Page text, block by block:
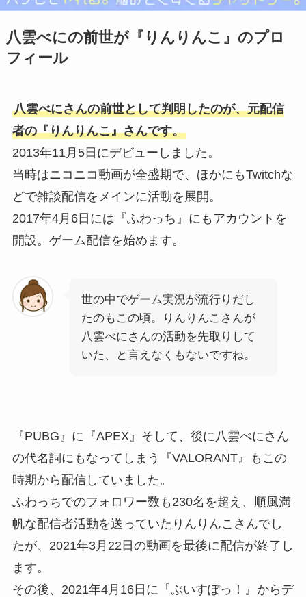
八雲べにの前世が『りんりんこ』のプロ
フィール
八雲べにさんの前世として判明したのが、元配信
者の『りんりんこ』さんです。
2013年11月5日にデビューしました。
当時はニコニコ動画が全盛期で、ほかにもTwitchな
どで雑談配信をメインに活動を展開。
2017年4月6日には『ふわっち』にもアカウントを
開設。ゲーム配信を始めます。
世の中でゲーム実況が流行りだし
たのもこの頃。りんりんこさんが
八雲べにさんの活動を先取りして
いた、と言えなくもないですね。
『PUBG』に『APEX』そして、後に八雲べにさん
の代名詞にもなってしまう『VALORANT』もこの
時期から配信していました。
ふわっちでのフォロワー数も230名を超え、順風満
帆な配信者活動を送っていたりんりんこさんでし
たが、2021年3月22日の動画を最後に配信が終了し
ます。
その後、2021年4月16日に『ぶいすぽっ！』からデ